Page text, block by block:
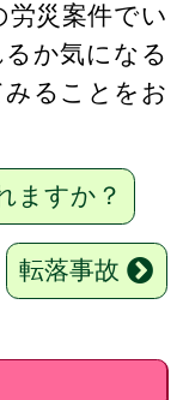
災案件でい
か気になる
ることをお
ますか？
転落事故